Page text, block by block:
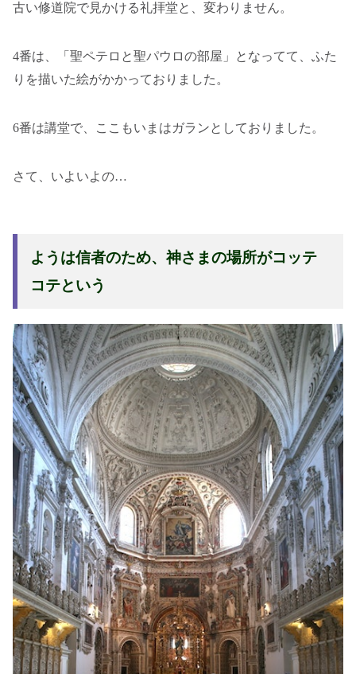
古い修道院で見かける礼拝堂と、変わりません。
4番は、「聖ペテロと聖パウロの部屋」となってて、ふた
りを描いた絵がかかっておりました。
6番は講堂で、ここもいまはガランとしておりました。
さて、いよいよの…
ようは信者のため、神さまの場所がコッテ
コテという